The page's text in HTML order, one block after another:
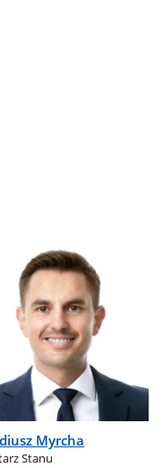
Myrcha
Stanu